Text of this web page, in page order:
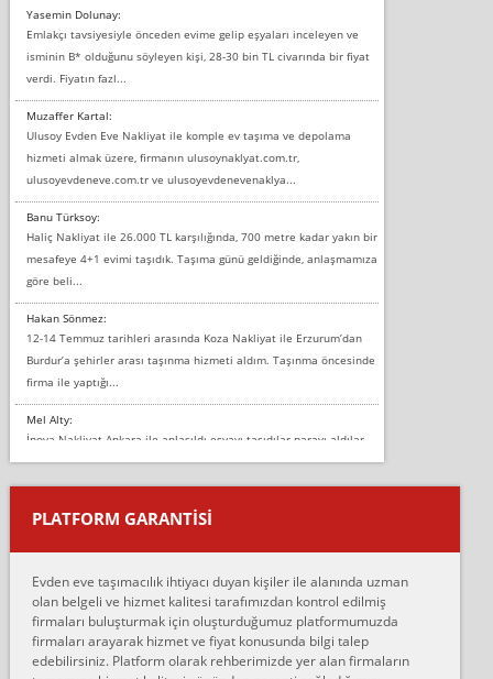
Yasemin Dolunay:
Emlakçı tavsiyesiyle önceden evime gelip eşyaları inceleyen ve
isminin B* olduğunu söyleyen kişi, 28-30 bin TL civarında bir fiyat
verdi. Fiyatın fazl...
Muzaffer Kartal:
Ulusoy Evden Eve Nakliyat ile komple ev taşıma ve depolama
hizmeti almak üzere, firmanın ulusoynaklyat.com.tr,
ulusoyevdeneve.com.tr ve ulusoyevdenevenaklya...
Banu Türksoy:
Haliç Nakliyat ile 26.000 TL karşılığında, 700 metre kadar yakın bir
mesafeye 4+1 evimi taşıdık. Taşıma günü geldiğinde, anlaşmamıza
göre beli...
Hakan Sönmez:
12-14 Temmuz tarihleri arasında Koza Nakliyat ile Erzurum’dan
Burdur’a şehirler arası taşınma hizmeti aldım. Taşınma öncesinde
firma ile yaptığı...
Mel Alty:
İnova Nakliyat Ankara ile anlaşıldı eşyayı taşıdılar parayı aldılar.
Salon duvarına bir baktım birisi boydan alüminyum renkli bantı
yapıştırm...
Murat:
çalıştıklarını, müş...
Ahmet:
Lüleburgaz güngünes evden eve naklyat eşyalarımı taşımak için
anlaştık sabah eve geldiklerinde de eşyalarımı düzgün şekilde
PLATFORM GARANTİSİ
Evden eve taşımacılık ihtiyacı duyan kişiler ile alanında uzman
olan belgeli ve hizmet kalitesi tarafımızdan kontrol edilmiş
firmaları buluşturmak için oluşturduğumuz platformumuzda
firmaları arayarak hizmet ve fiyat konusunda bilgi talep
edebilirsiniz. Platform olarak rehberimizde yer alan firmaların